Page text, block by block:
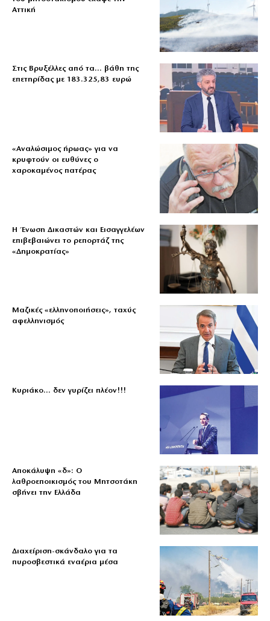
Αττική
Στις Βρυξέλλες από τα… βάθη της
επετηρίδας με 183.325,83 ευρώ
«Aναλώσιμος ήρωας» για να
κρυφτούν οι ευθύνες ο
χαροκαμένος πατέρας
Η Ένωση Δικαστών και Εισαγγελέων
επιβεβαιώνει το ρεπορτάζ της
«Δημοκρατίας»
Μαζικές «ελληνοποιήσεις», ταχύς
αφελληνισμός
Κυριάκο… δεν γυρίζει πλέον!!!
Αποκάλυψη «δ»: Ο
λαθροεποικισμός του Μητσοτάκη
σβήνει την Ελλάδα
Διαχείριση-σκάνδαλο για τα
πυροσβεστικά εναέρια μέσα